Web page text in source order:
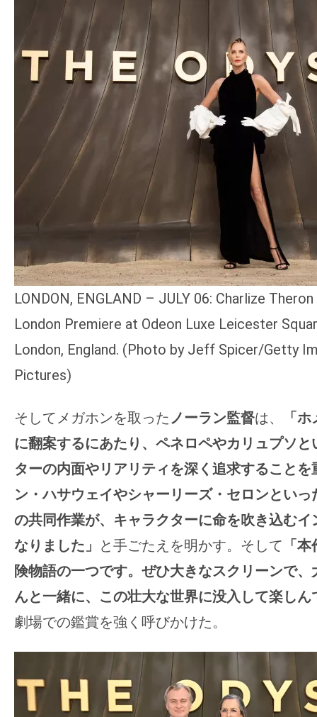
LONDON, ENGLAND – JULY 06: Charlize Theron
London Premiere at Odeon Luxe Leicester
London, England. (Photo by Jeff Spicer/Getty
Pictures)
そしてメガホンを取ったノーラン監督は、
「
に翻案するにあたり、ペネロペやカリュプソ
ターの内面やリアリティを深く追求すること
ン・ハサウェイやシャーリーズ・セロンとい
の共同作業が、キャラクターに命を吹き込む
なりました」 と手ごたえを明かす。そして 「
険物語の一つです。ぜひ大きなスクリーンで
んと一緒に、この壮大な世界に没入して楽しん
劇場での鑑賞を強く呼びかけた。